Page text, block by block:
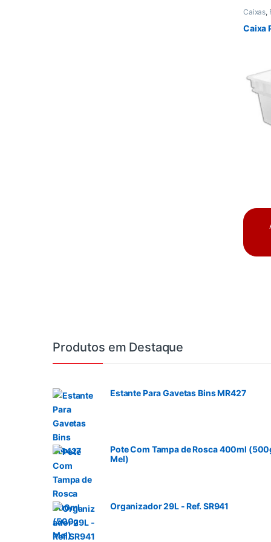
Caixas,
Caixa
Produtos em Destaque
Estante Para Gavetas Bins MR427
Pote Com Tampa de Rosca 400ml
Mel)
Organizador 29L - Ref. SR941